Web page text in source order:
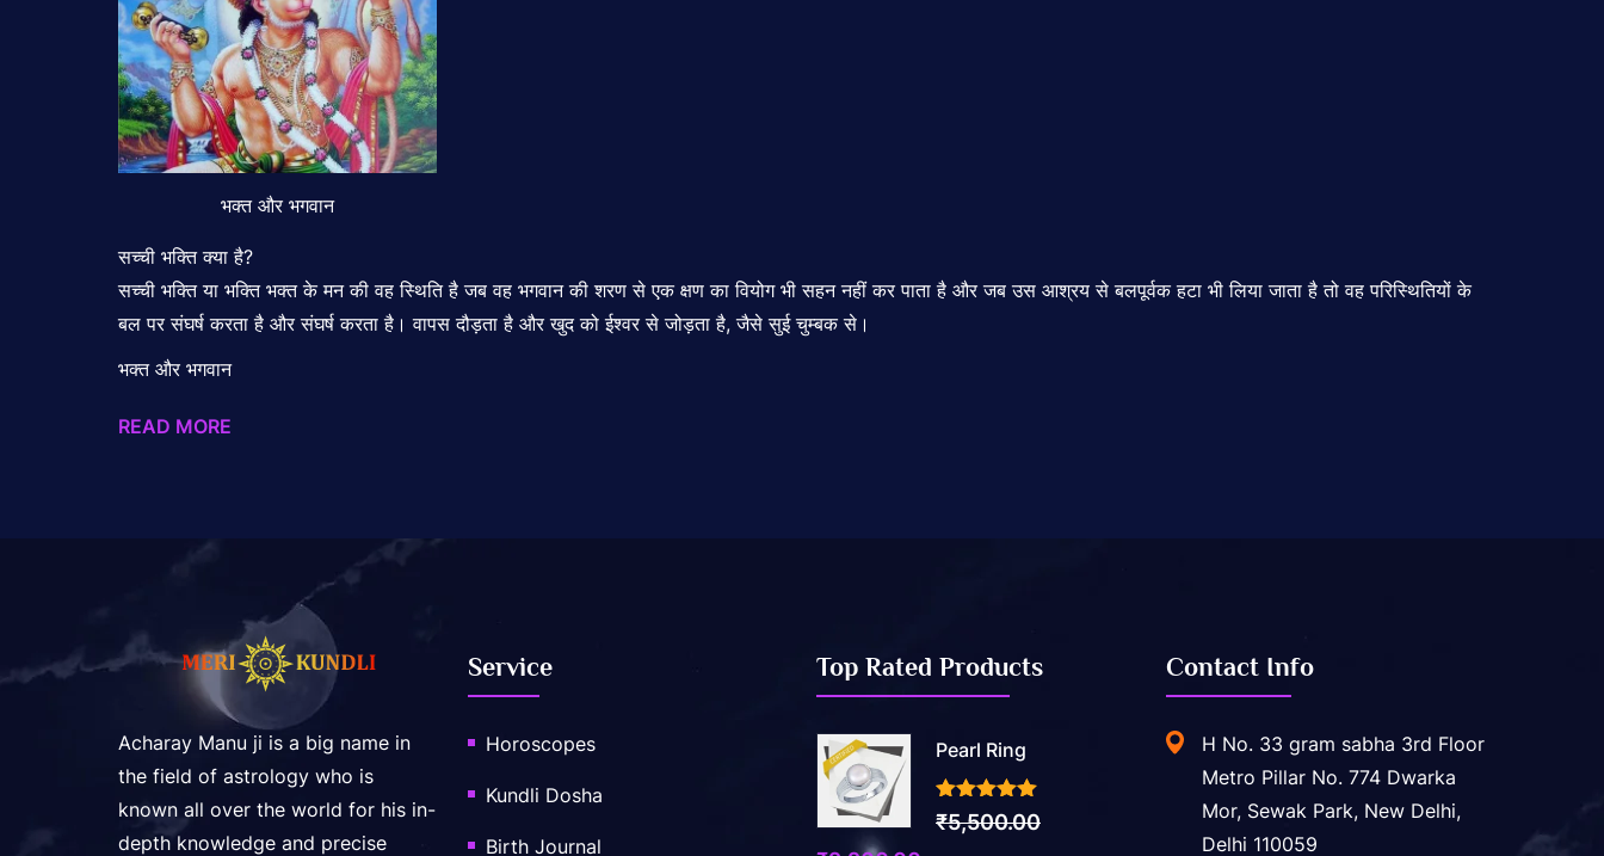
भक्त और भगवान
सच्ची भक्ति क्या है?
सच्ची भक्ति या भक्ति भक्त के मन की वह स्थिति है जब वह भगवान की शरण से एक क्षण का वियोग भी सहन नहीं कर पाता है और जब उस आश्रय से बलपूर्वक हटा भी लिया जाता है तो वह परिस्थितियों के
बल पर संघर्ष करता है और संघर्ष करता है। वापस दौड़ता है और खुद को ईश्वर से जोड़ता है, जैसे सुई चुम्बक से।
भक्त और भगवान
READ MORE
Acharay Manu ji is a big name in
the field of astrology who is
known all over the world for his in-
depth knowledge and precise
Service
Horoscopes
Kundli Dosha
Birth Journal
Top Rated Products
Pearl Ring
3.50out of 5
₹5,500.00
Contact Info
H No. 33 gram sabha 3rd Floor
Metro Pillar No. 774 Dwarka
Mor, Sewak Park, New Delhi,
Delhi 110059